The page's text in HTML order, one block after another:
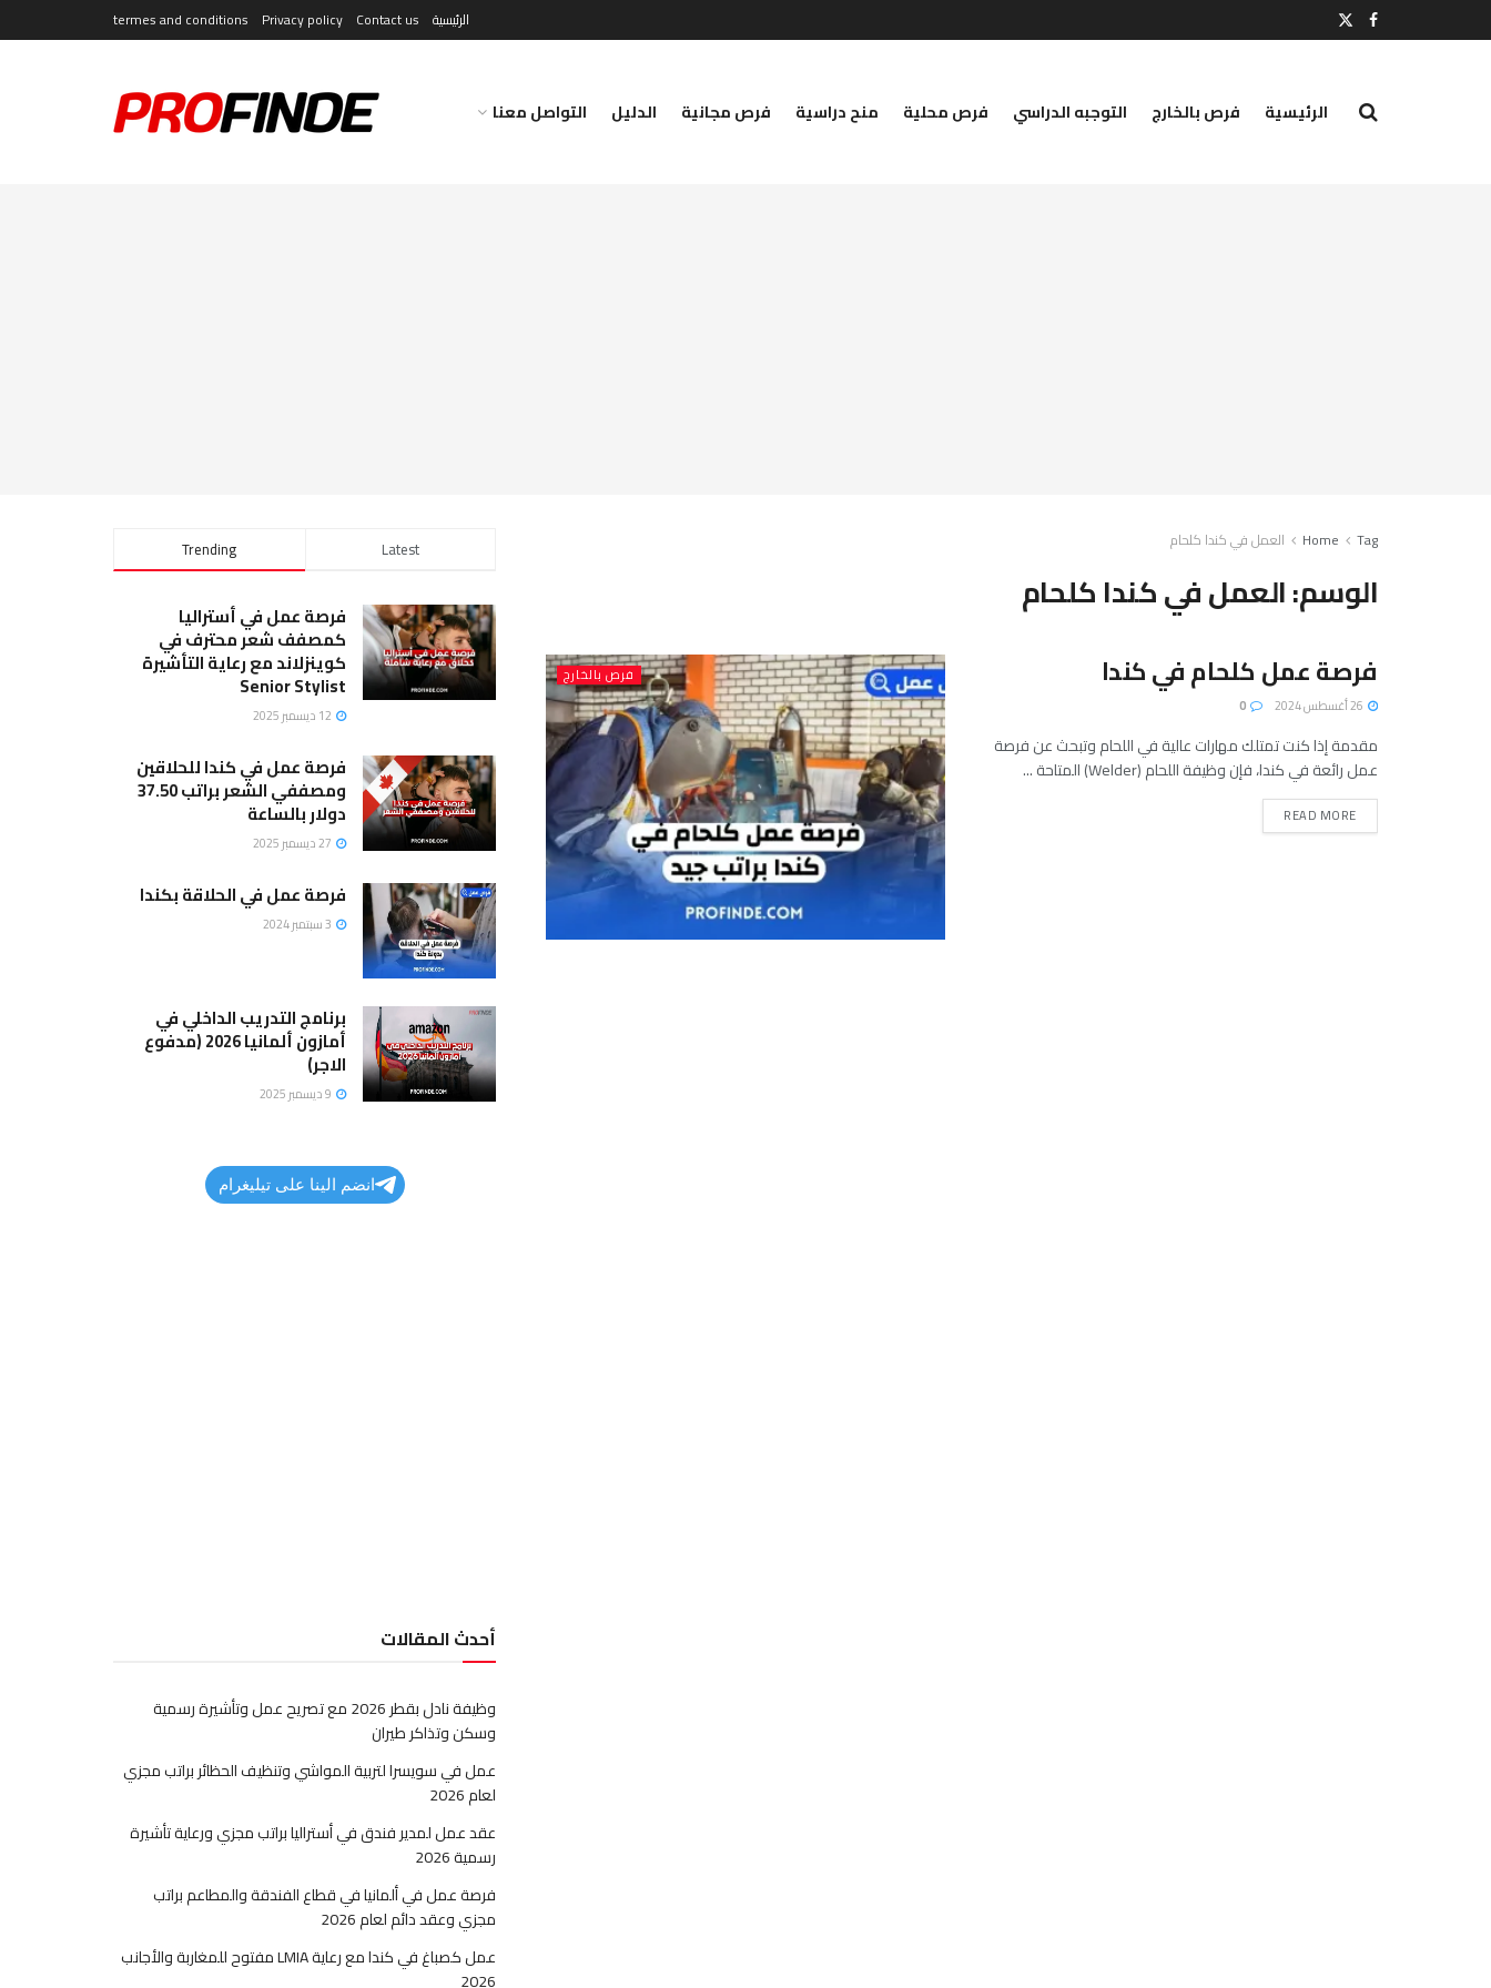
الرئيسية Contact us
Privacy policy
termes and conditions
الرئيسية فرص بالخارج التوجبه الدراسي فرص محلية منح دراسية فرص مجانية الدليل التواصل معنا
Home Tag العمل في كندا كلحام
الوسم:العمل في كندا كلحام
فرص بالخارج فرصة عمل كلحام في كندا
مقدمة إذا كنت تمتلك مهارات عالية في اللحام وتبحث عن فرصة
عمل رائعة في كندا، فإن وظيفة اللحام (Welder) المتاحة ...
READ MORE
Trending Latest
فرصة عمل في أستراليا
كمصفف شعر محترف في
كوينزلاند مع رعاية التأشيرة
Senior Stylist
فرصة عمل في كندا للحلاقين
ومصففي الشعر براتب 37.50
دولار بالساعة
فرصة عمل في الحلاقة بكندا
برنامج التدريب الداخلي في
أمازون ألمانيا 2026 (مدفوع
الاجر)
انضم الينا على تيليغرام
أحدث المقالات
وظيفة نادل بقطر 2026 مع تصريح عمل وتأشيرة رسمية
وسكن وتذاكر طيران
عمل في سويسرا لتربية المواشي وتنظيف الحظائر براتب مجزي
لعام 2026
عقد عمل لمدير فندق في أستراليا براتب مجزي ورعاية تأشيرة
رسمية 2026
فرصة عمل في ألمانيا في قطاع الفندقة والمطاعم براتب
مجزي وعقد دائم لعام 2026
عمل كصباغ في كندا مع رعاية LMIA مفتوح للمغاربة والأجانب
2026